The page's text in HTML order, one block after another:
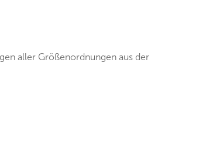
aller Größenordnungen aus der